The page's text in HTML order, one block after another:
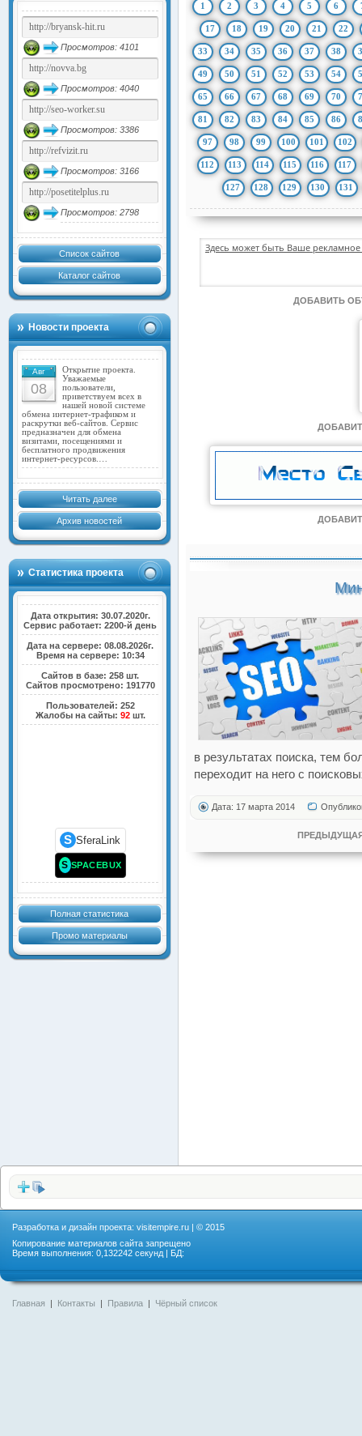
Просмотров: 4101
Просмотров: 4040
Просмотров: 3386
Просмотров: 3166
Просмотров: 2798
Список сайтов
Каталог сайтов
Новости проекта
Авг
08
Открытие проекта.
Уважаемые
пользователи,
приветствуем всех в
нашей новой системе
обмена интернет-трафиком и
раскрутки веб-сайтов. Сервис
предназначен для обмена
визитами, посещениями и
бесплатного продвижения
интернет-ресурсов.…
Читать далее
Архив новостей
Статистика проекта
Дата открытия: 30.07.2020г.
Сервис работает: 2200-й день
Дата на сервере: 08.08.2026г.
Время на сервере: 10:34
Сайтов в базе: 258 шт.
Сайтов просмотрено: 191770
Пользователей: 252
Жалобы на сайты: 92шт.
S SferaLink
S SPACEBUX
Полная статистика
Промо материалы
1 2 3 4 5 6
17 18 19 20 21 22
33 34 35 36 37 38
49 50 51 52 53 54
65 66 67 68 69 70
81 82 83 84 85 86
97 98 99 100 101 102
112 113 114 115 116 117
127 128 129 130 131
Здесь может быть Ваше
ДОБАВИТЬ
в результатах поиска, тем
переходит на него с
Дата: 17 марта 2014
Разработка и дизайн проекта: visitempire.ru | © 2015
Копирование материалов сайта запрещено
Время выполнения: 0,132242 секунд | БД:
Главная | Контакты | Правила | Чёрный список